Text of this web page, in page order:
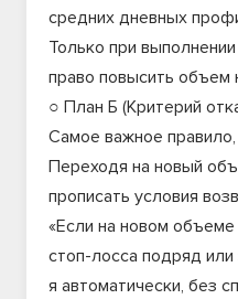
средних дневных
Только при
право повысить объем
○ План Б (Критерий
Самое важное
Переходя на новый
прописать условия
«Если на новом
стоп-лосса подряд
я автоматически, без